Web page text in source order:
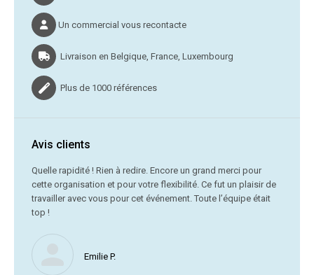
Un commercial vous recontacte
Livraison en Belgique, France, Luxembourg
Plus de 1000 références
Avis clients
Quelle rapidité ! Rien à redire. Encore un grand merci pour
cette organisation et pour votre flexibilité. Ce fut un plaisir de
travailler avec vous pour cet événement. Toute l’équipe était
top !
Emilie P.